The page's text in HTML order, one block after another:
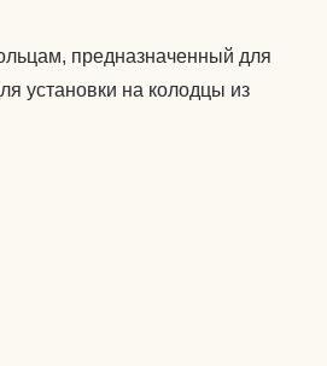
предназначенный для
установки на колодцы из